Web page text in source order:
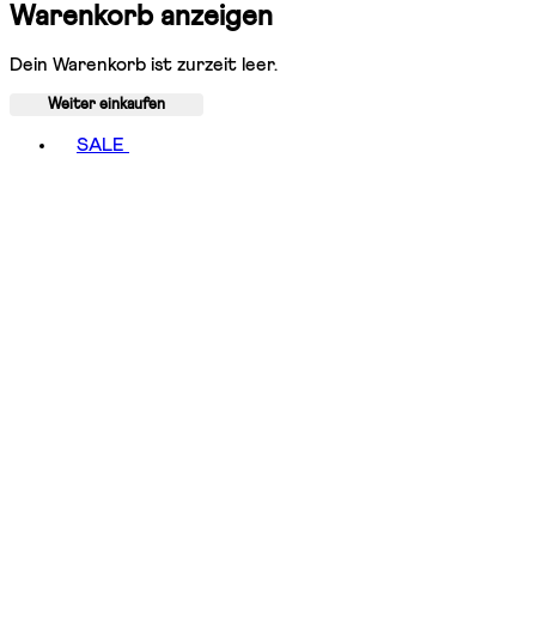
Warenkorb anzeigen
Dein Warenkorb ist zurzeit leer.
Weiter einkaufen
SALE